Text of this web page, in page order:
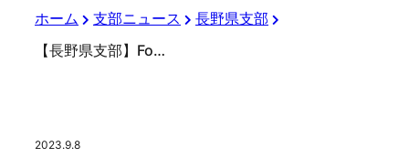
ホーム 支部ニュース
長野県支部
【長野県支部】FoseKift協賛 第16回日本少年野球長野県支部ジュニア大会（東日本選抜大会予選）一回戦結果
2023.9.8